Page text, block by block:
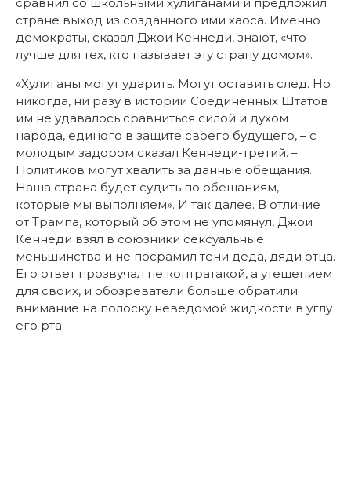
стране выход из созданного ими хаоса. Именно
демократы, сказал Джои Кеннеди, знают, «что
лучше для тех, кто называет эту страну домом».
«Хулиганы могут ударить. Могут оставить след. Но
никогда, ни разу в истории Соединенных Штатов
им не удавалось сравниться силой и духом
народа, единого в защите своего будущего, – с
молодым задором сказал Кеннеди-третий. –
Политиков могут хвалить за данные обещания.
Наша страна будет судить по обещаниям,
которые мы выполняем». И так далее. В отличие
от Трампа, который об этом не упомянул, Джои
Кеннеди взял в союзники сексуальные
меньшинства и не посрамил тени деда, дяди отца.
Его ответ прозвучал не контратакой, а утешением
для своих, и обозреватели больше обратили
внимание на полоску неведомой жидкости в углу
его рта.